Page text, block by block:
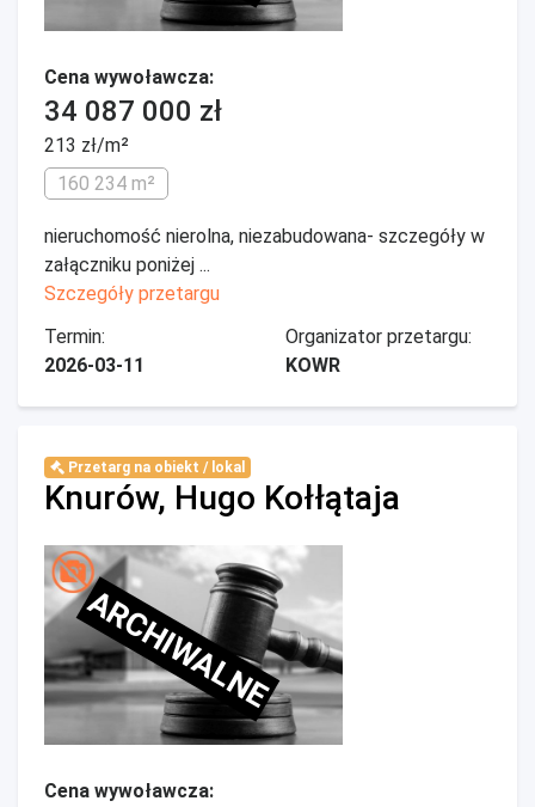
Cena wywoławcza:
34 087 000 zł
213 zł/m²
160 234 m²
nieruchomość nierolna, niezabudowana- szczegóły w
załączniku poniżej ...
Szczegóły przetargu
Termin:
2026-03-11
Organizator przetargu:
KOWR
Przetarg na obiekt / lokal
Knurów, Hugo Kołłątaja
ARCHIWALNE
Cena wywoławcza: